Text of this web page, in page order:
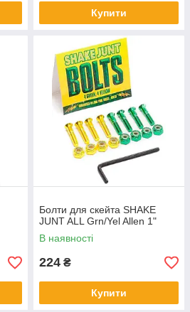
Купити
Болти для скейта SHAKE
JUNT ALL Grn/Yel Allen 1"
В наявності
224 ₴
Купити